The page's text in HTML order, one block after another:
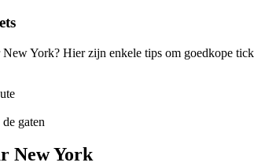
York? Hier zijn enkele tips om goedkope
gaten
New York